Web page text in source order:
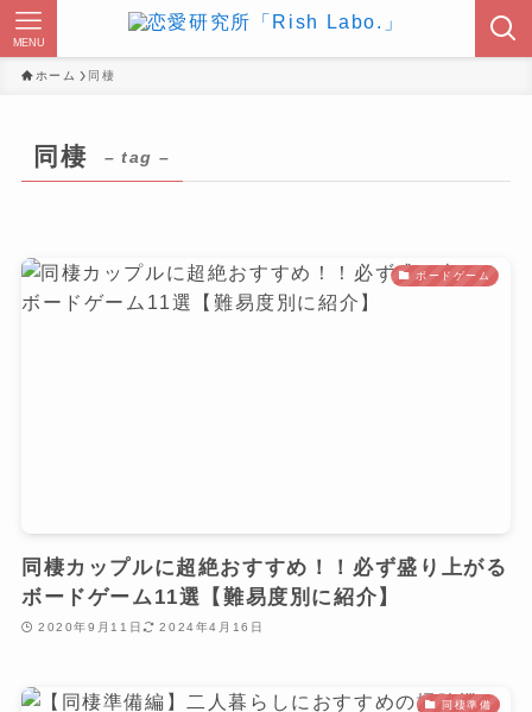
MENU
ホーム 同棲
同棲 – tag –
ボードゲーム
同棲カップルに超絶おすすめ！！必ず盛り上がる
ボードゲーム11選【難易度別に紹介】
2020年9月11日 2024年4月16日
同棲準備